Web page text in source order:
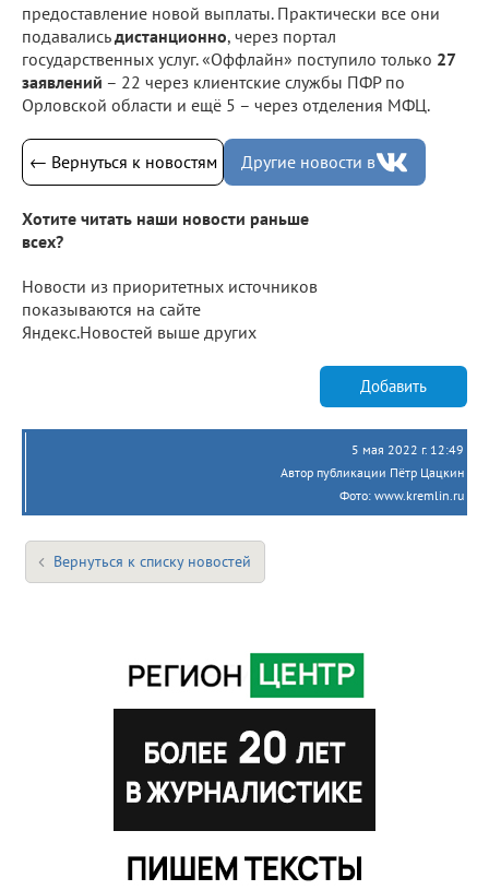
предоставление новой выплаты. Практически все они
подавалисьдистанционно, через портал
государственных услуг. «Оффлайн» поступило только 27
заявлений – 22 через клиентские службы ПФР по
Орловской области и ещё 5 – через отделения МФЦ.
← Вернуться к новостям Другие новости в
Хотите читать наши новости раньше
всех?
Новости из приоритетных источников
показываются на сайте
Яндекс.Новостей выше других
Добавить
5 мая 2022 г. 12:49
Автор публикации Пётр Цацкин
Фото: www.kremlin.ru
Вернуться к списку новостей